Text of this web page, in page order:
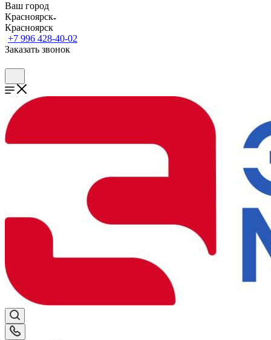
Ваш город
Красноярск
Красноярск
+7 996 428-40-02
Заказать звонок